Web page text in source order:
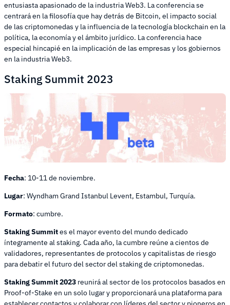
entusiasta apasionado de la industria Web3. La conferencia se
centrará en la filosofía que hay detrás de Bitcoin, el impacto social
de las criptomonedas y la influencia de la tecnología blockchain en la
política, la economía y el ámbito jurídico. La conferencia hace
especial hincapié en la implicación de las empresas y los gobiernos
en la industria Web3.
Staking Summit 2023
Fecha: 10-11 de noviembre.
Lugar: Wyndham Grand Istanbul Levent, Estambul, Turquía.
Formato: cumbre.
Staking Summites el mayor evento del mundo dedicado
íntegramente al staking. Cada año, la cumbre reúne a cientos de
validadores, representantes de protocolos y capitalistas de riesgo
para debatir el futuro del sector del staking de criptomonedas.
Staking Summit 2023 reunirá al sector de los protocolos basados en
Proof-of-Stake en un solo lugar y proporcionará una plataforma para